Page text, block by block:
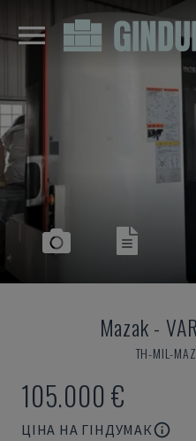
Mazak-
TH-MIL-
105.000 €
ЦІНА НА ГІНДУМАК